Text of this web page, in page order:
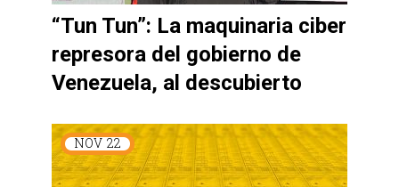
“Tun Tun”: La maquinaria ciber
represora del gobierno de
Venezuela, al descubierto
NOV 22